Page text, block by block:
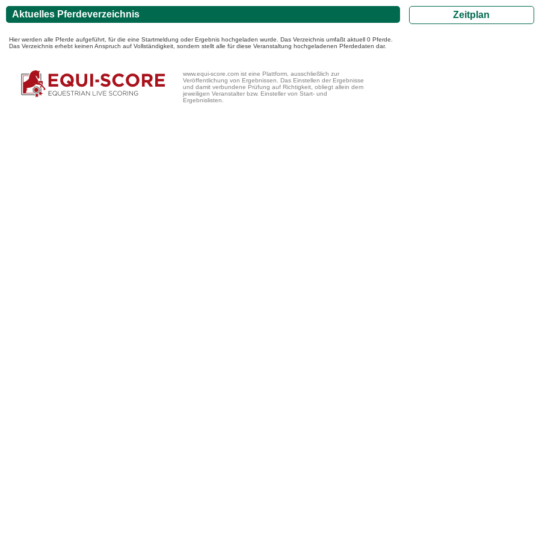
Aktuelles Pferdeverzeichnis Zeitplan
Hier werden alle Pferde aufgeführt, für die eine Startmeldung oder Ergebnis hochgeladen wurde. Das Verzeichnis umfaßt aktuell 0 Pferde.
Das Verzeichnis erhebt keinen Anspruch auf Vollständigkeit, sondern stellt alle für diese Veranstaltung hochgeladenen Pferdedaten dar.
www.equi-score.com ist eine Plattform, ausschließlich zur
Veröffentlichung von Ergebnissen. Das Einstellen der Ergebnisse
und damit verbundene Prüfung auf Richtigkeit, obliegt allein dem
jeweiligen Veranstalter bzw. Einsteller von Start- und
Ergebnislisten.